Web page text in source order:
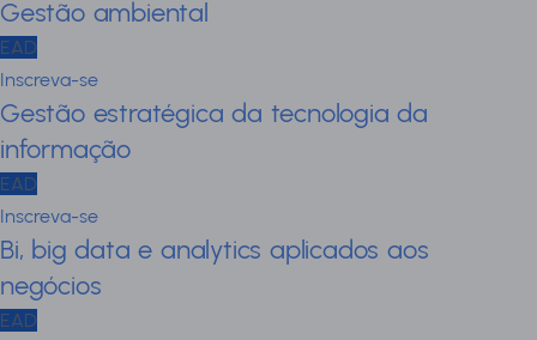
Gestão ambiental
EAD
Inscreva-se
Gestão estratégica da tecnologia da
informação
EAD
Inscreva-se
Bi, big data e analytics aplicados aos
negócios
EAD